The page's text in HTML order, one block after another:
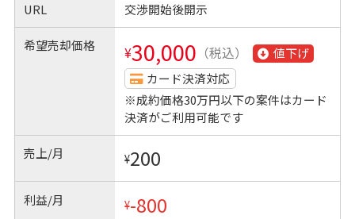
URL 交渉開始後開示
希望売却価格 ¥30,000 （税込）
値下げ
カード決済対応
※成約価格30万円以下の案件はカード
決済がご利用可能です
売上/月 ¥200
利益/月 ¥-800